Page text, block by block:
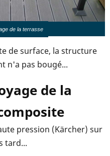
de la terrasse
de surface, la structure
n'a pas bougé...
de la
pression (Kärcher) sur
tard...